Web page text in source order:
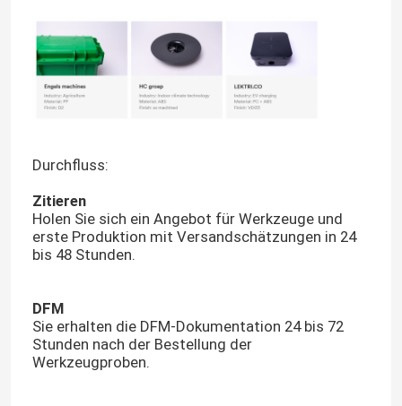
Durchfluss:
Zitieren
Holen Sie sich ein Angebot für Werkzeuge und
erste Produktion mit Versandschätzungen in 24
bis 48 Stunden.
DFM
Sie erhalten die DFM-Dokumentation 24 bis 72
Stunden nach der Bestellung der
Werkzeugproben.